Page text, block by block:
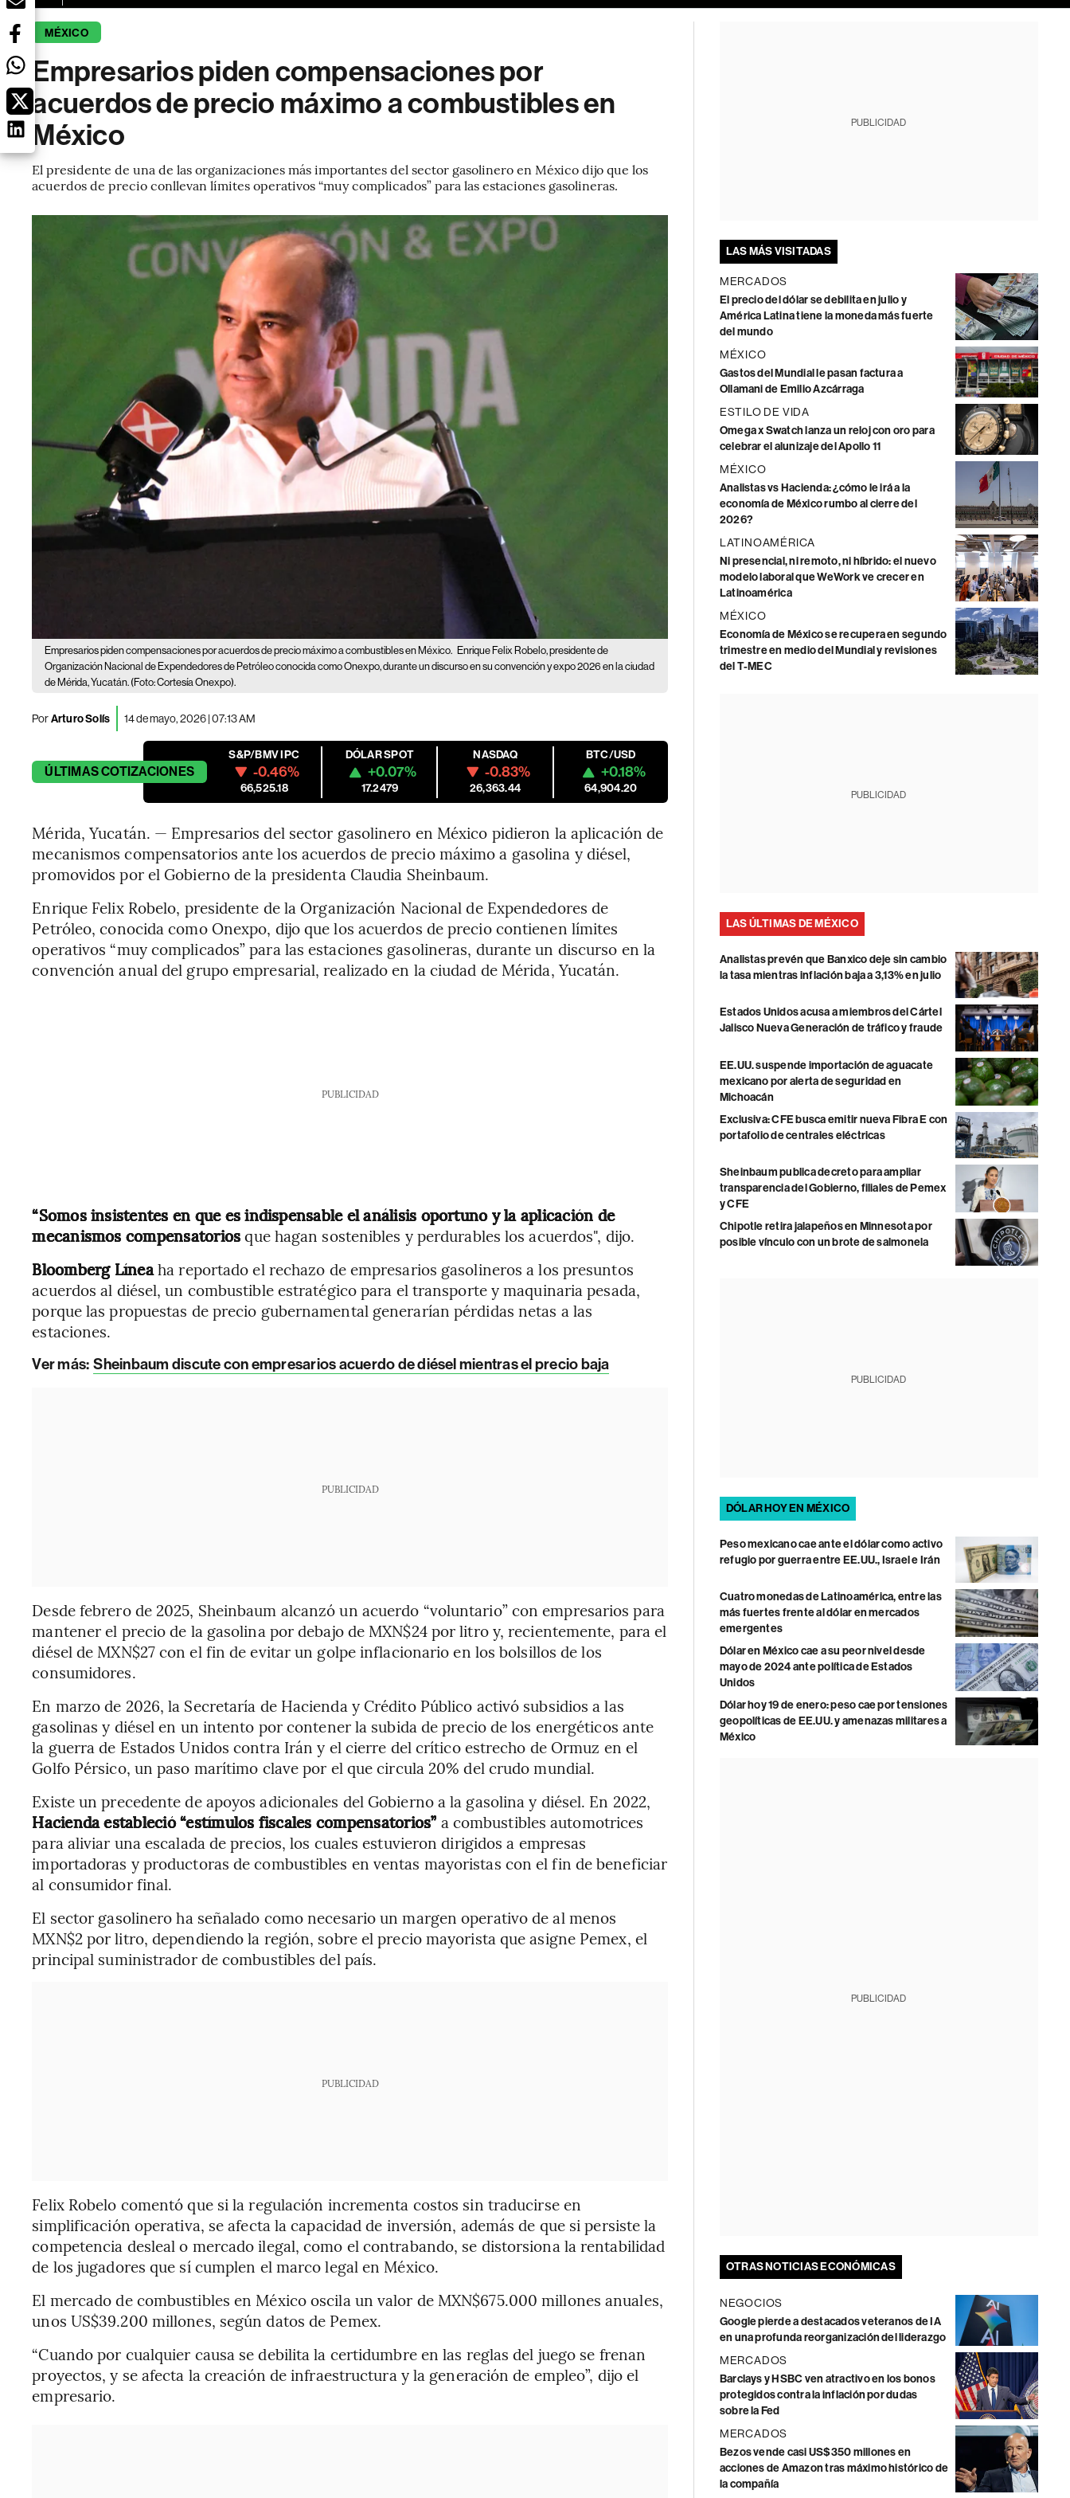
MÉXICO
Empresarios piden compensaciones por
acuerdos de precio máximo a combustibles en
México
El presidente de una de las organizaciones más importantes del sector gasolinero en México dijo que los
acuerdos de precio conllevan límites operativos “muy complicados” para las estaciones gasolineras.
Empresarios piden compensaciones por acuerdos de precio máximo a combustibles en México. Enrique Felix Robelo, presidente de
Organización Nacional de Expendedores de Petróleo conocida como Onexpo, durante un discurso en su convención y expo 2026 en la ciudad
de Mérida, Yucatán. (Foto: Cortesía Onexpo).
PorArturo Solís 14 de mayo, 2026 | 07:13 AM
ÚLTIMASCOTIZACIONES
S&P/BMV IPC
-0.46%
66,525.18
DÓLAR SPOT
+0.07%
17.2479
NASDAQ
-0.83%
26,363.44
BTC/USD
+0.18%
64,904.20
Mérida, Yucatán. — Empresarios del sector gasolinero en México pidieron la aplicación de
mecanismos compensatorios ante los acuerdos de precio máximo a gasolina y diésel,
promovidos por el Gobierno de la presidenta Claudia Sheinbaum.
Enrique Felix Robelo, presidente de la Organización Nacional de Expendedores de
Petróleo, conocida como Onexpo, dijo que los acuerdos de precio contienen límites
operativos “muy complicados” para las estaciones gasolineras, durante un discurso en la
convención anual del grupo empresarial, realizado en la ciudad de Mérida, Yucatán.
PUBLICIDAD
“Somos insistentes en que es indispensable el análisis oportuno y la aplicación de
mecanismos compensatoriosque hagan sostenibles y perdurables los acuerdos", dijo.
Bloomberg Líneaha reportado el rechazo de empresarios gasolineros a los presuntos
acuerdos al diésel, un combustible estratégico para el transporte y maquinaria pesada,
porque las propuestas de precio gubernamental generarían pérdidas netas a las
estaciones.
Ver más: Sheinbaum discute con empresarios acuerdo de diésel mientras el precio baja
PUBLICIDAD
Desde febrero de 2025, Sheinbaum alcanzó un acuerdo “voluntario” con empresarios para
mantener el precio de la gasolina por debajo de MXN$24 por litro y, recientemente, para el
diésel de MXN$27 con el fin de evitar un golpe inflacionario en los bolsillos de los
consumidores.
En marzo de 2026, la Secretaría de Hacienda y Crédito Público activó subsidios a las
gasolinas y diésel en un intento por contener la subida de precio de los energéticos ante
la guerra de Estados Unidos contra Irán y el cierre del crítico estrecho de Ormuz en el
Golfo Pérsico, un paso marítimo clave por el que circula 20% del crudo mundial.
Existe un precedente de apoyos adicionales del Gobierno a la gasolina y diésel. En 2022,
Hacienda estableció “estímulos fiscales compensatorios” a combustibles automotrices
para aliviar una escalada de precios, los cuales estuvieron dirigidos a empresas
importadoras y productoras de combustibles en ventas mayoristas con el fin de beneficiar
al consumidor final.
El sector gasolinero ha señalado como necesario un margen operativo de al menos
MXN$2 por litro, dependiendo la región, sobre el precio mayorista que asigne Pemex, el
principal suministrador de combustibles del país.
PUBLICIDAD
Felix Robelo comentó que si la regulación incrementa costos sin traducirse en
simplificación operativa, se afecta la capacidad de inversión, además de que si persiste la
competencia desleal o mercado ilegal, como el contrabando, se distorsiona la rentabilidad
de los jugadores que sí cumplen el marco legal en México.
El mercado de combustibles en México oscila un valor de MXN$675.000 millones anuales,
unos US$39.200 millones, según datos de Pemex.
“Cuando por cualquier causa se debilita la certidumbre en las reglas del juego se frenan
proyectos, y se afecta la creación de infraestructura y la generación de empleo”, dijo el
empresario.
PUBLICIDAD
LAS MÁS VISITADAS
MERCADOS
El precio del dólar se debilita en julio y
América Latina tiene la moneda más fuerte
del mundo
MÉXICO
Gastos del Mundial le pasan factura a
Ollamani de Emilio Azcárraga
ESTILO DE VIDA
Omega x Swatch lanza un reloj con oro para
celebrar el alunizaje del Apollo 11
MÉXICO
Analistas vs Hacienda: ¿cómo le irá a la
economía de México rumbo al cierre del
2026?
LATINOAMÉRICA
Ni presencial, ni remoto, ni híbrido: el nuevo
modelo laboral que WeWork ve crecer en
Latinoamérica
MÉXICO
Economía de México se recupera en segundo
trimestre en medio del Mundial y revisiones
del T-MEC
PUBLICIDAD
LAS ÚLTIMAS DE MÉXICO
Analistas prevén que Banxico deje sin cambio
la tasa mientras inflación baja a 3,13% en julio
Estados Unidos acusa a miembros del Cártel
Jalisco Nueva Generación de tráfico y fraude
EE.UU. suspende importación de aguacate
mexicano por alerta de seguridad en
Michoacán
Exclusiva: CFE busca emitir nueva Fibra E con
portafolio de centrales eléctricas
Sheinbaum publica decreto para ampliar
transparencia del Gobierno, filiales de Pemex
y CFE
Chipotle retira jalapeños en Minnesota por
posible vínculo con un brote de salmonela
PUBLICIDAD
DÓLAR HOY EN MÉXICO
Peso mexicano cae ante el dólar como activo
refugio por guerra entre EE.UU., Israel e Irán
Cuatro monedas de Latinoamérica, entre las
más fuertes frente al dólar en mercados
emergentes
Dólar en México cae a su peor nivel desde
mayo de 2024 ante política de Estados
Unidos
Dólar hoy 19 de enero: peso cae por tensiones
geopolíticas de EE.UU. y amenazas militares a
México
PUBLICIDAD
OTRAS NOTICIAS ECONÓMICAS
NEGOCIOS
Google pierde a destacados veteranos de IA
en una profunda reorganización del liderazgo
MERCADOS
Barclays y HSBC ven atractivo en los bonos
protegidos contra la inflación por dudas
sobre la Fed
MERCADOS
Bezos vende casi US$350 millones en
acciones de Amazon tras máximo histórico de
la compañía